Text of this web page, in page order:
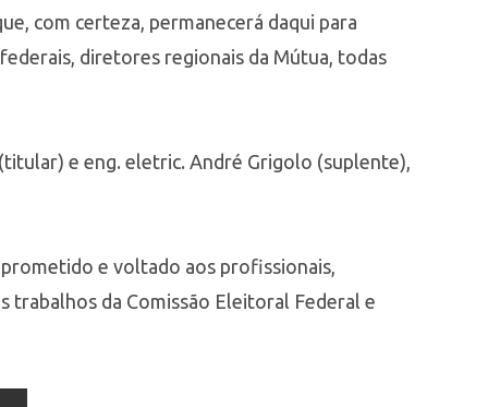
com certeza, permanecerá daqui para
diretores regionais da Mútua, todas
e eng. eletric. André Grigolo (suplente),
e voltado aos profissionais,
trabalhos da Comissão Eleitoral Federal e